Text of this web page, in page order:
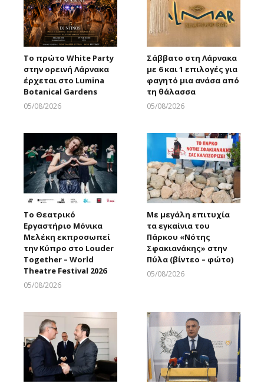
Το πρώτο White Party
στην ορεινή Λάρνακα
έρχεται στο Lumina
Botanical Gardens
05/08/2026
Σάββατο στη Λάρνακα
με 6 και 1 επιλογές για
φαγητό μια ανάσα από
τη θάλασσα
05/08/2026
Το Θεατρικό
Εργαστήριο Μόνικα
Μελέκη εκπροσωπεί
την Κύπρο στο Louder
Together – World
Theatre Festival 2026
05/08/2026
Με μεγάλη επιτυχία
τα εγκαίνια του
Πάρκου «Νότης
Σφακιανάκης» στην
Πύλα (βίντεο – φώτο)
05/08/2026